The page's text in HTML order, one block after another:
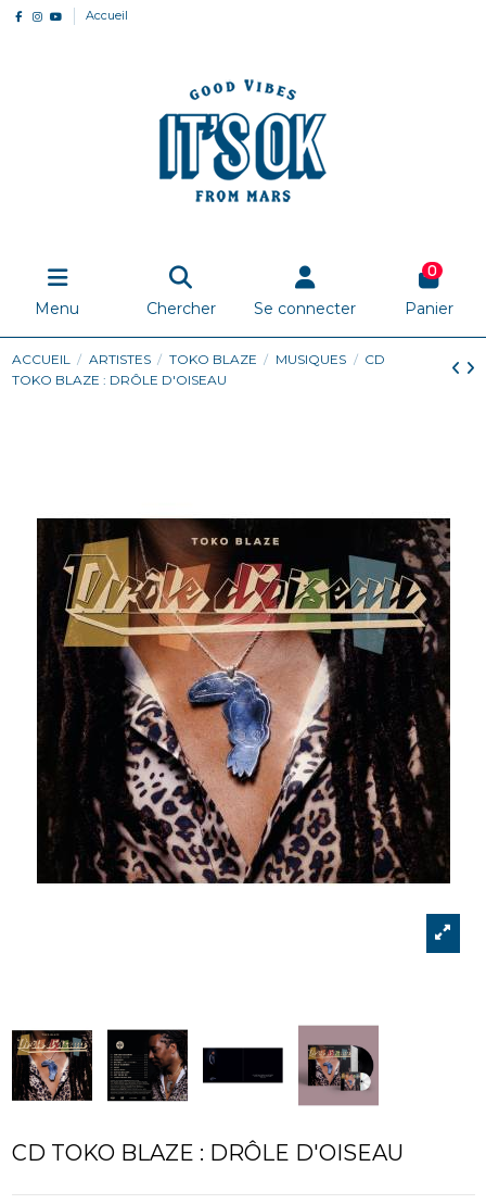
Accueil
Menu Chercher Se connecter
0
Panier
ACCUEIL ARTISTES TOKO BLAZE MUSIQUES
CD
TOKO BLAZE : DRÔLE D'OISEAU
CD TOKO BLAZE : DRÔLE D'OISEAU